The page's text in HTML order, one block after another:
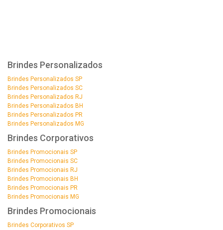
Brindes Personalizados
Brindes Personalizados SP
Brindes Personalizados SC
Brindes Personalizados RJ
Brindes Personalizados BH
Brindes Personalizados PR
Brindes Personalizados MG
Brindes Corporativos
Brindes Promocionais SP
Brindes Promocionais SC
Brindes Promocionais RJ
Brindes Promocionais BH
Brindes Promocionais PR
Brindes Promocionais MG
Brindes Promocionais
Brindes Corporativos SP